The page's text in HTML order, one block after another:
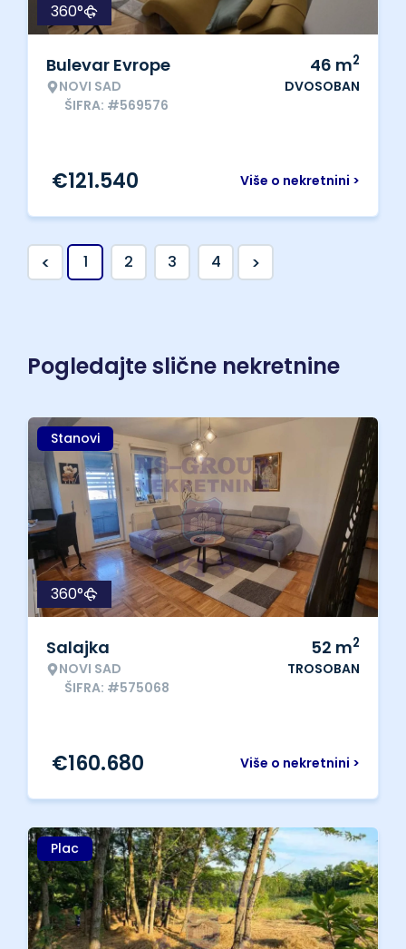
360°
Bulevar Evrope
NOVI SAD
ŠIFRA: #569576
46 m2
DVOSOBAN
Više o nekretnini >
€121.540
< 1 2 3 4 >
Pogledajte slične nekretnine
Stanovi
360°
Salajka
NOVI SAD
ŠIFRA: #575068
52 m2
TROSOBAN
Više o nekretnini >
€160.680
Plac